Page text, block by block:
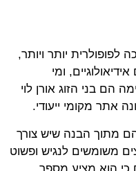
תרבות היד 2 הפכה לפופולרית יותר ויותר,
ומי
הם בני הזוג אורן לוי
אתר מקומי ייעודי.
מתוך הבנה שיש צורך
משומשים לנגיש ופשוט